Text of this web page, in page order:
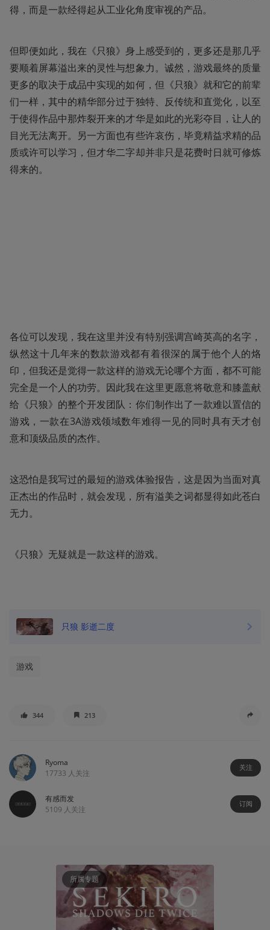
得，而是一款经得起从工业化角度审视的产品。
但即便如此，我在《只狼》身上感受到的，更多还是那几乎
要顺着屏幕溢出来的灵性与想象力。诚然，游戏最终的质量
更多的取决于成品中实现的如何，但《只狼》就和它的前辈
们一样，其中的精华部分过于独特、反传统和直觉化，以至
于使得作品中那炸裂开来的才华是如此的光彩夺目，让人的
目光无法离开。另一方面也有些许哀伤，毕竟精益求精的品
质或许可以学习，但才华二字却并非只是花费时日就可修炼
得来的。
各位可以发现，我在这里并没有特别强调宫崎英高的名字，
纵然这十几年来的数款游戏都有着很深的属于他个人的烙
印，但我还是觉得一款这样的游戏无论哪个方面，都不可能
完全是一个人的功劳。因此我在这里更愿意将敬意和膝盖献
给《只狼》的整个开发团队：你们制作出了一款难以置信的
游戏，一款在3A游戏领域数年难得一见的同时具有天才创
意和顶级品质的杰作。
这恐怕是我写过的最短的游戏体验报告，这是因为当面对真
正杰出的作品时，就会发现，所有溢美之词都显得如此苍白
无力。
《只狼》无疑就是一款这样的游戏。
只狼 影逝二度
游戏
344 213
Ryoma
17733 人关注
关注
有感而发
5109 人关注
订阅
所属专题